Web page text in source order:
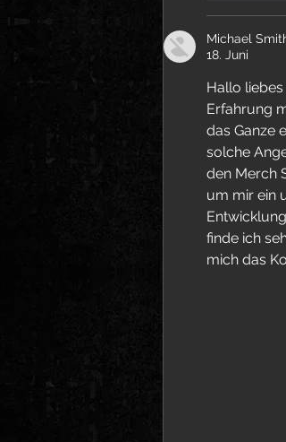
Michael
18. Juni
Hallo
Erfahrung
das Ganze
solche
den Merch
um mir ein
finde ich
mich das